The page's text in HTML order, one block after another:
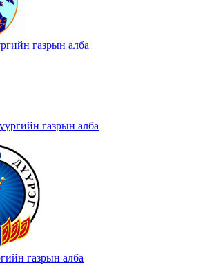
газрын алба
газрын алба
газрын алба